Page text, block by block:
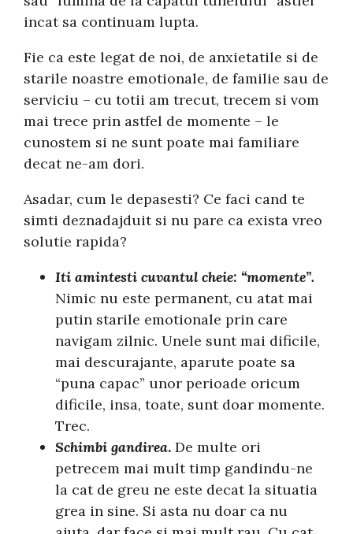
incat sa continuam lupta.
Fie ca este legat de noi, de anxietatile si de
starile noastre emotionale, de familie sau de
serviciu – cu totii am trecut, trecem si vom
mai trece prin astfel de momente – le
cunostem si ne sunt poate mai familiare
decat ne-am dori.
Asadar, cum le depasesti? Ce faci cand te
simti deznadajduit si nu pare ca exista vreo
solutie rapida?
Iti amintesti cuvantul cheie: “momente”.
Nimic nu este permanent, cu atat mai
putin starile emotionale prin care
navigam zilnic. Unele sunt mai dificile,
mai descurajante, aparute poate sa
“puna capac” unor perioade oricum
dificile, insa, toate, sunt doar momente.
Trec.
Schimbi gandirea. De multe ori
petrecem mai mult timp gandindu-ne
la cat de greu ne este decat la situatia
grea in sine. Si asta nu doar ca nu